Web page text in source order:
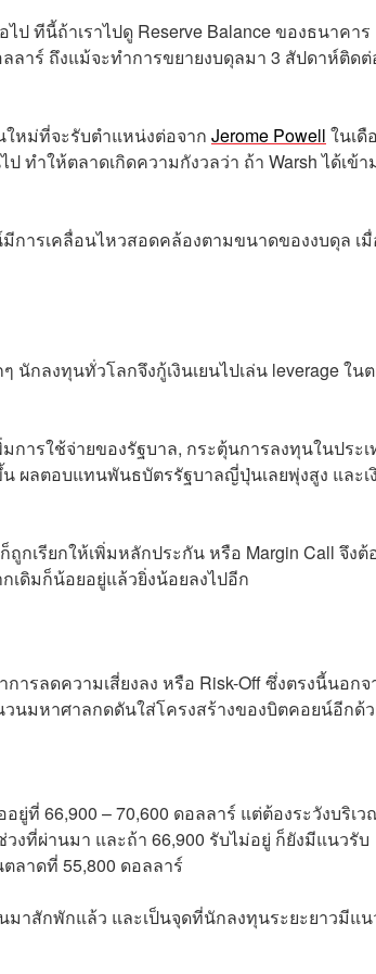
ป ทีนี้ถ้าเราไปดู Reserve Balance ของธนาคาร
ลาร์ ถึงแม้จะทำการขยายงบดุลมา 3 สัปดาห์ติด
ใหม่ที่จะรับตำแหน่งต่อจาก Jerome Powell ในเดื
ำให้ตลาดเกิดความกังวลว่า ถ้า Warsh ได้เข้า
ารเคลื่อนไหวสอดคล้องตามขนาดของงบดุล เ
กลงทุนทั่วโลกจึงกู้เงินเยนไปเล่น leverage ใน
ารใช้จ่ายของรัฐบาล, กระตุ้นการลงทุนในประ
ผลตอบแทนพันธบัตรรัฐบาลญี่ปุ่นเลยพุ่งสูง และเ
กเรียกให้เพิ่มหลักประกัน หรือ Margin Call จึงต้
ดิมก็น้อยอยู่แล้วยิ่งน้อยลงไปอีก
ารลดความเสี่ยงลง หรือ Risk-Off ซึ่งตรงนี้นอกจ
นมหาศาลกดดันใส่โครงสร้างของบิตคอยน์อีกด้
ที่ 66,900 – 70,600 ดอลลาร์ แต่ต้องระวังบริเ
งที่ผ่านมา และถ้า 66,900 รับไม่อยู่ ก็ยังมีแนวรับ
ลาดที่ 55,800 ดอลลาร์
มาสักพักแล้ว และเป็นจุดที่นักลงทุนระยะยาวมีแน